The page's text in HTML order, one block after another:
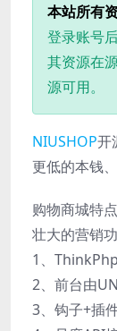
本站所有
登录账号
其资源在
源可用。
NIUSHOP开
更低的本钱
购物商城特点
壮大的营销
1、
2、前台由
3、钩子+插